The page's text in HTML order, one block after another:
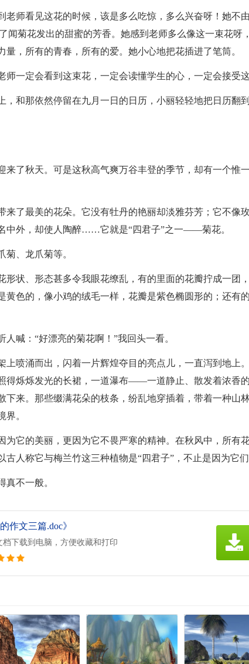
老师看见这花的时候，该是多么吃惊，多么兴奋呀！她不
闻菊花发出的甜蜜的芳香。她感到老师多么像这一束花呀
量，所有的青春，所有的爱。她小心地把花插进了笔筒。
师一定会看到这束花，一定会读懂学生的心，一定会接受这
，和那依然停留在九月一日的日历，小丽轻轻地把日历翻
来了秋天。可是这秋高气爽万谷丰登的季节，却有一个惟
来了最美的花朵。它没有牡丹的艳丽却淡雅芬芳；它不像
中外，却使人陶醉……它就是“四君子”之一——菊花。
菊、龙爪菊等。
形状、形态甚多令我眼花缭乱，有的里面的花瓣拧成一团
黄色的，像小鸡的绒毛一样，花瓣是紫色椭圆形的；还有
喊：“好漂亮的菊花啊！”我回头一看。
上喷涌而出，闪着一片辉煌夺目的亮点儿，一直泻到地上
得烁烁发光的长裙，一道瀑布——一道静止、散发着浓香
下来。那些缀满花朵的枝条，纷乱地穿插着，带着一种山
界。
为它的美丽，更因为它不畏严寒的精神。在秋风中，所有
人称它与梅兰竹这三种植物是“四君子”，不止是因为它们
真不一般。
作文三篇.doc》
档下载到电脑，方便收藏和打印